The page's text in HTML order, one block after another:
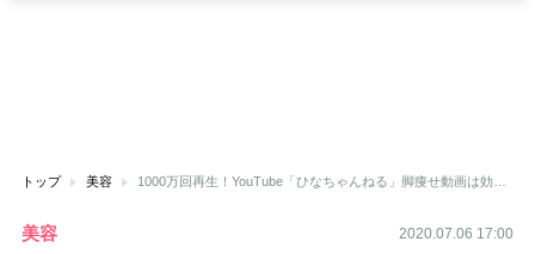
トップ 美容
美容 2020.07.06 17:00